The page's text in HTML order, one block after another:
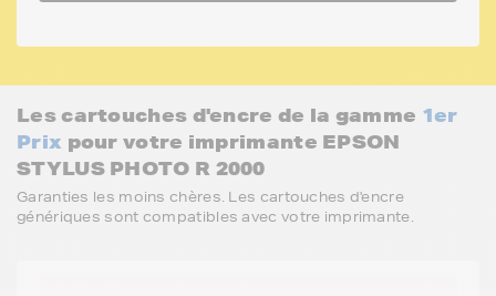
Les cartouches d'encre de la gamme 1er
Prix pour votre imprimante EPSON
STYLUS PHOTO R 2000
Garanties les moins chères. Les cartouches d'encre
génériques sont compatibles avec votre imprimante.